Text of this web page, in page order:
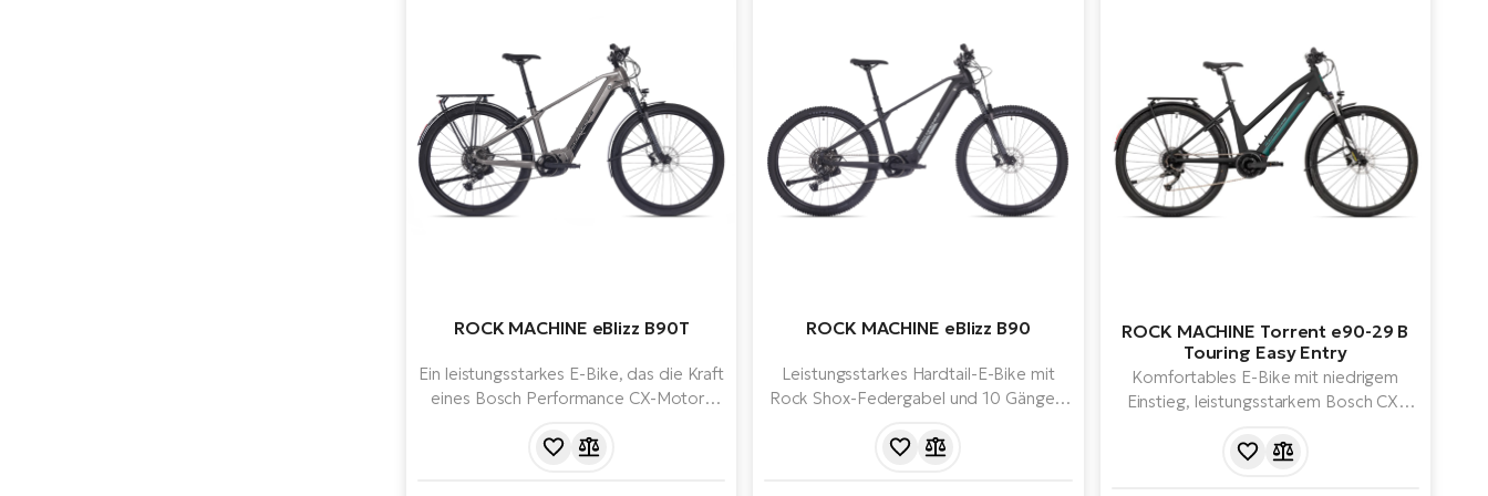
ROCK MACHINE eBlizz B90T
Ein leistungsstarkes E-Bike, das die Kraft
eines Bosch Performance CX-Motors
großer Reichweite und Top-
ROCK MACHINE eBlizz B90
Leistungsstarkes Hardtail-E-Bike mit
Rock Shox-Federgabel und 10 Gängen,
Performance Line CX Smart System der
ROCK MACHINE Torrent e90-29 B
Touring Easy Entry
Komfortables E-Bike mit niedrigem
Einstieg, leistungsstarkem Bosch CX-
eine Reichweite von bis zu 150 km. Es